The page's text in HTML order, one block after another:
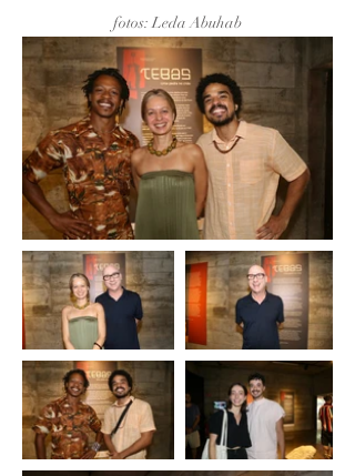
fotos: Leda Abuhab